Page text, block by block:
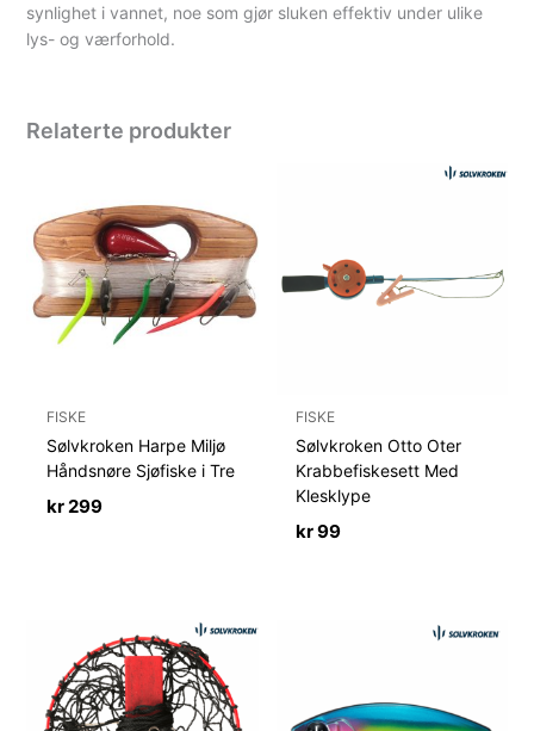
synlighet i vannet, noe som gjør sluken effektiv under ulike
lys- og værforhold.
Relaterte produkter
FISKE
Sølvkroken Harpe Miljø
Håndsnøre Sjøfiske i Tre
kr299
FISKE
Sølvkroken Otto Oter
Krabbefiskesett Med
Klesklype
kr99